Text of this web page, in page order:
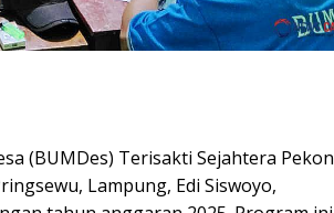
(BUMDes) Terisakti Sejahtera Pekon
Lampung, Edi Siswoyo,